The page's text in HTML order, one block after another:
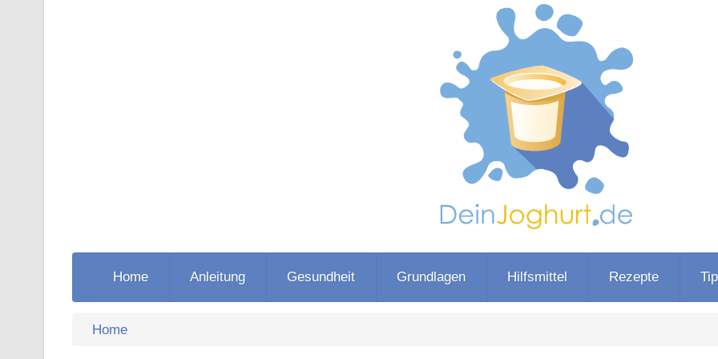
Home Anleitung Gesundheit Grundlagen Hilfsmittel Rezepte
Breadcrumb
Home